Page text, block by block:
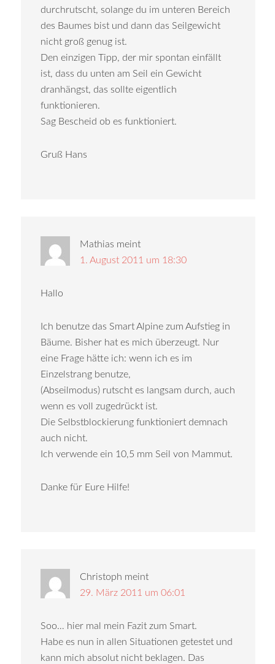
durchrutscht, solange du im unteren Bereich
des Baumes bist und dann das Seilgewicht
nicht groß genug ist.
Den einzigen Tipp, der mir spontan einfällt
ist, dass du unten am Seil ein Gewicht
dranhängst, das sollte eigentlich
funktionieren.
Sag Bescheid ob es funktioniert.
Gruß Hans
Mathias meint
1. August 2011 um 18:30
Hallo
Ich benutze das Smart Alpine zum Aufstieg in
Bäume. Bisher hat es mich überzeugt. Nur
eine Frage hätte ich: wenn ich es im
Einzelstrang benutze,
(Abseilmodus) rutscht es langsam durch, auch
wenn es voll zugedrückt ist.
Die Selbstblockierung funktioniert demnach
auch nicht.
Ich verwende ein 10,5 mm Seil von Mammut.
Danke für Eure Hilfe!
Christoph meint
29. März 2011 um 06:01
Soo… hier mal mein Fazit zum Smart.
Habe es nun in allen Situationen getestet und
kann mich absolut nicht beklagen. Das